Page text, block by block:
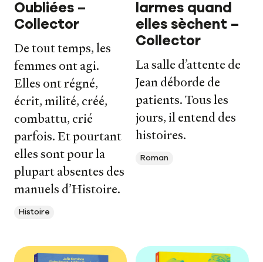
Oubliées –
Collector
De tout temps, les
femmes ont agi.
Elles ont régné,
écrit, milité, créé,
combattu, crié
parfois. Et pourtant
elles sont pour la
plupart absentes des
manuels d’Histoire.
Histoire
larmes quand
elles sèchent –
Collector
La salle d’attente de
Jean déborde de
patients. Tous les
jours, il entend des
histoires.
Roman